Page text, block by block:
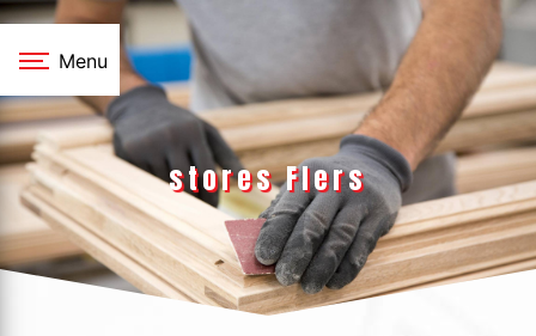
Panneau de gestion des cookies
Menu
stores Flers